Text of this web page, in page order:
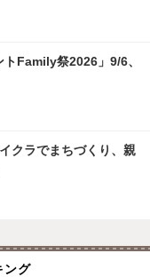
Family祭2026」9/6、
クラでまちづくり、親
ング